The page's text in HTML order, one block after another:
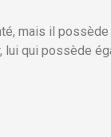
mais il
lui qui possède